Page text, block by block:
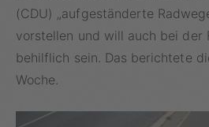
(CDU) „aufgeständerte
vorstellen und will auch bei der
behilflich sein. Das berichtete
Woche.